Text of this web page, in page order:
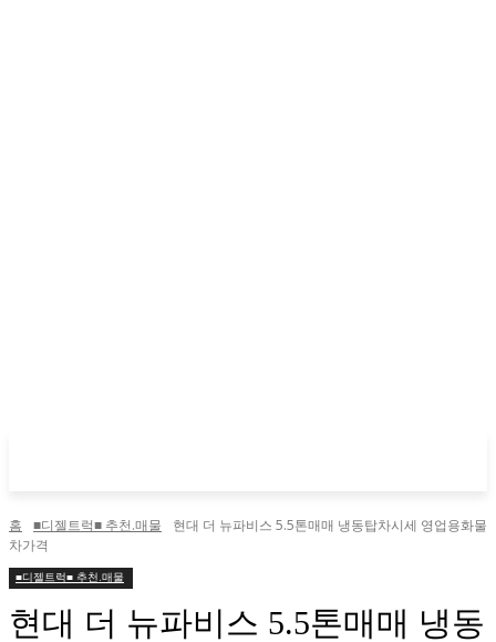
홈 ■디젤트럭■ 추천.매물
현대 더 뉴파비스 5.5톤매매 냉동탑차시세 영업용화물
차가격
■디젤트럭■ 추천.매물
현대 더 뉴파비스 5.5톤매매 냉동